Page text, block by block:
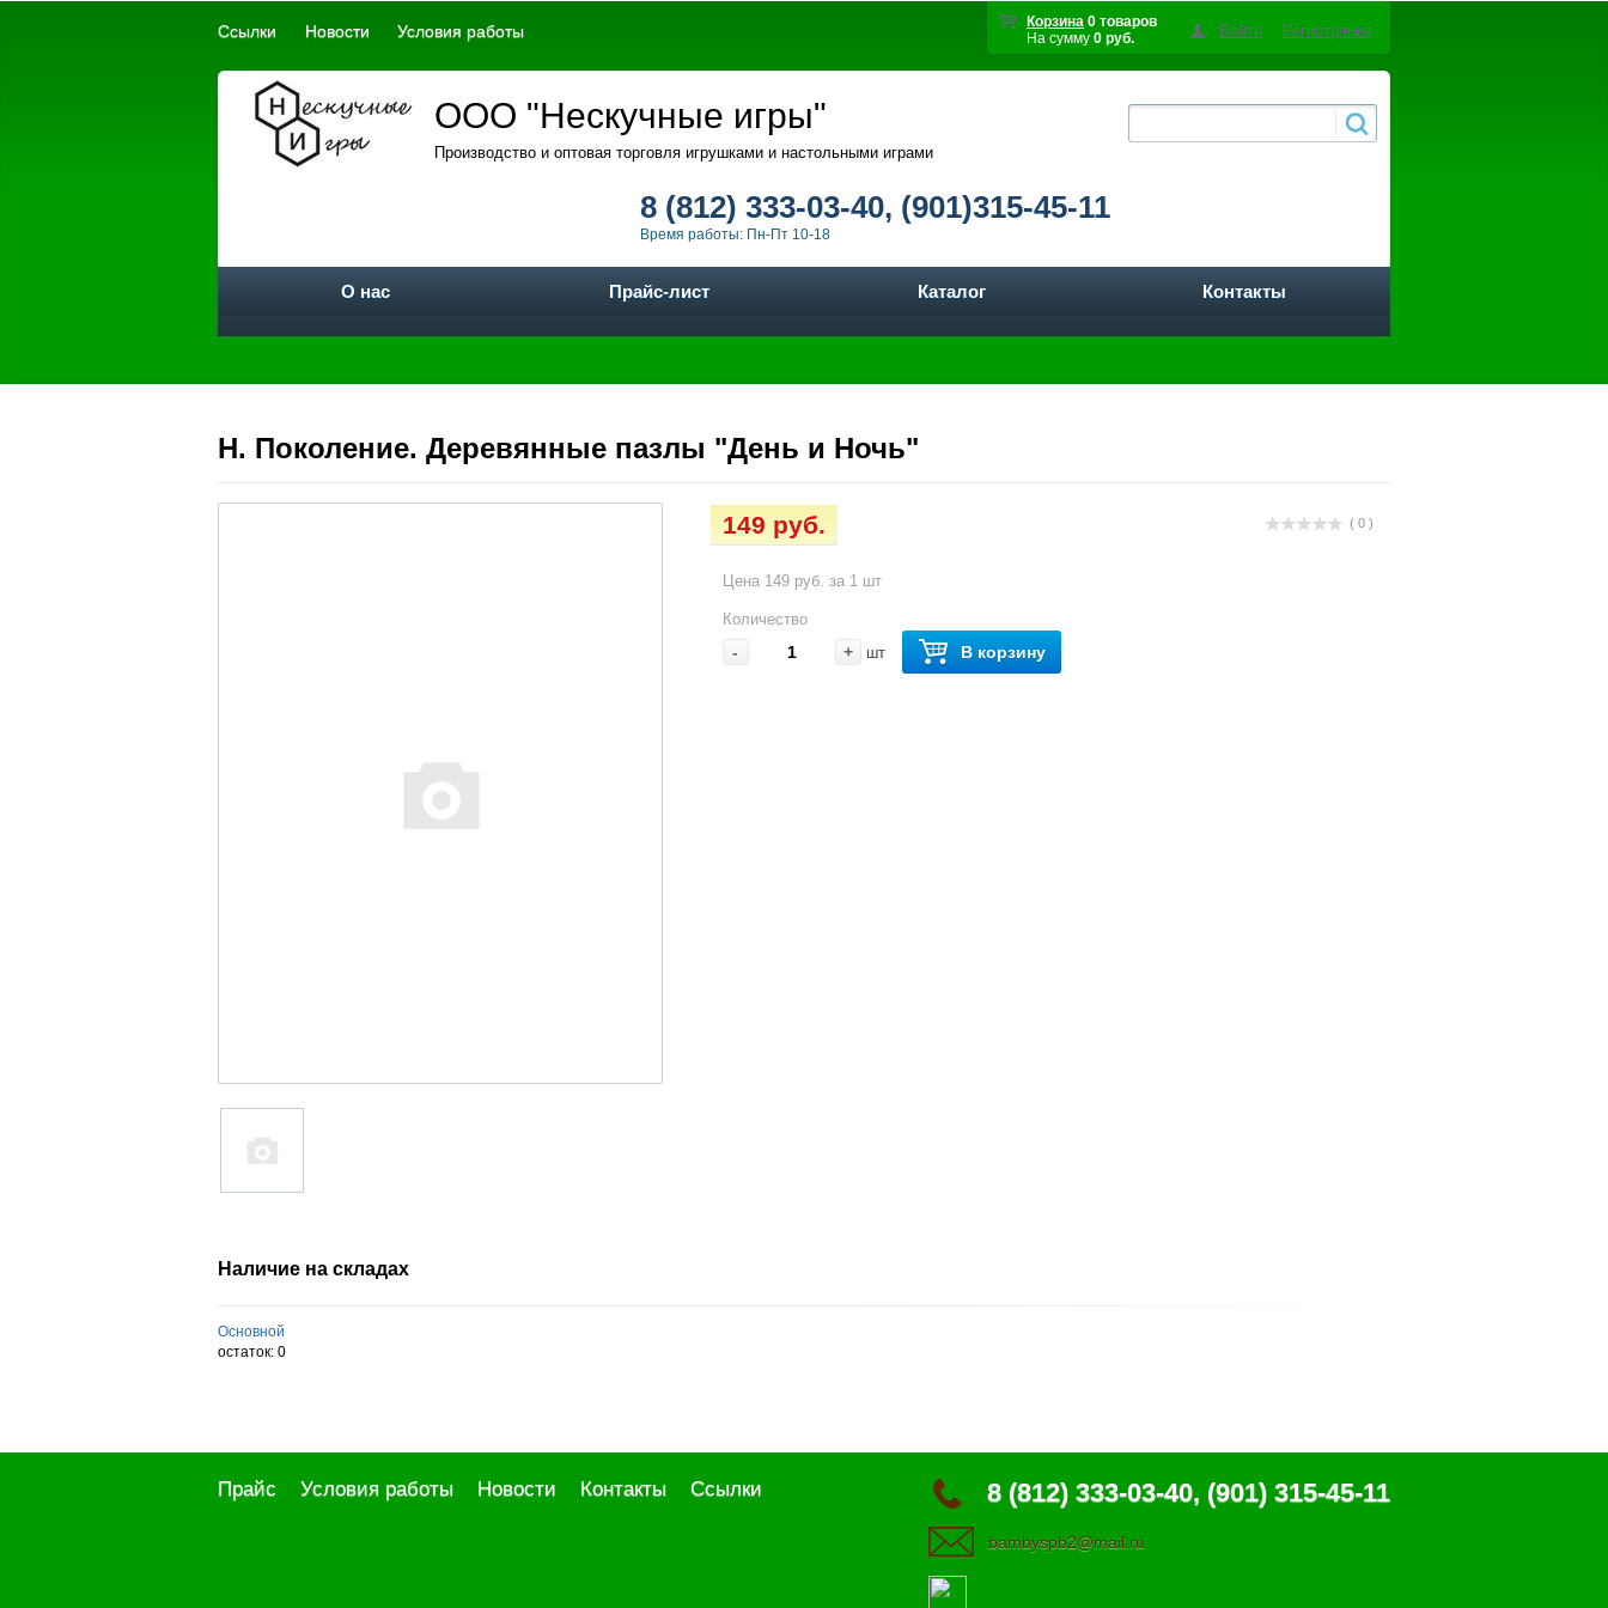
Корзина 0 товаров
На сумму 0 руб. Войти Регистрация
Ссылки Новости Условия работы
ООО "Нескучные игры"
Производство и оптовая торговля игрушками и настольными играми
8 (812) 333-03-40, (901)315-45-11
Время работы: Пн-Пт 10-18
О нас Прайс-лист Каталог Контакты
Н. Поколение. Деревянные пазлы "День и Ночь"
( 0 )
149 руб.
Цена 149 руб. за 1 шт
Количество
- + шт В корзину
Наличие на складах
Основной
остаток: 0
8 (812) 333-03-40, (901) 315-45-11
bambyspb2@mail.ru
Прайс Условия работы Новости Контакты Ссылки